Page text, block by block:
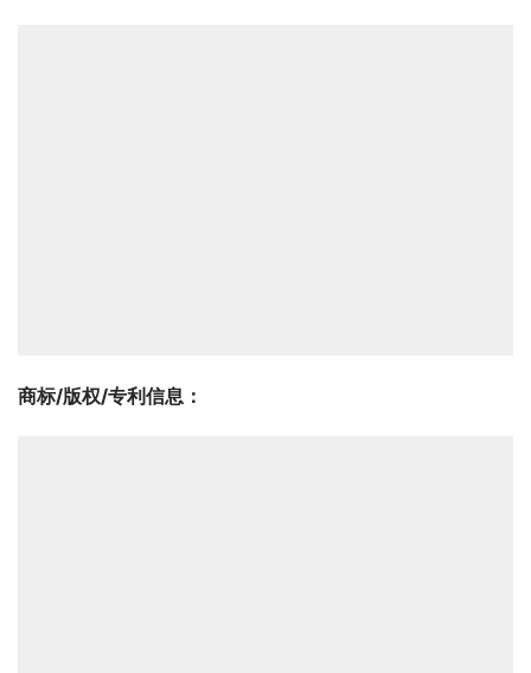
商标/版权/专利信息：